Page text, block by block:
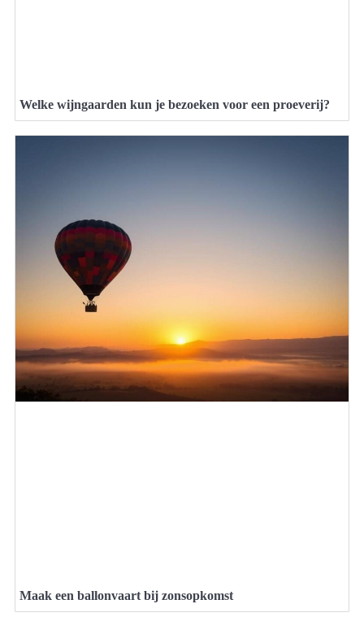
Welke wijngaarden kun je bezoeken voor een proeverij?
Maak een ballonvaart bij zonsopkomst